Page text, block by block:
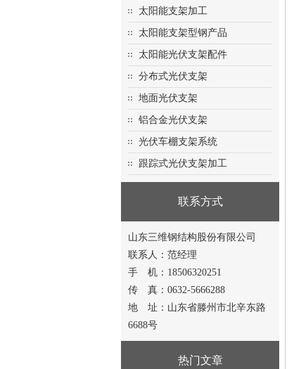
太阳能支架加工
太阳能支架型钢产品
太阳能光伏支架配件
分布式光伏支架
地面光伏支架
铝合金光伏支架
光伏车棚支架系统
跟踪式光伏支架加工
联系方式
山东三维钢结构股份有限公司
联系人：范经理
手 机：18506320251
传 真：0632-5666288
地 址：山东省滕州市北辛东路
6688号
热门文章